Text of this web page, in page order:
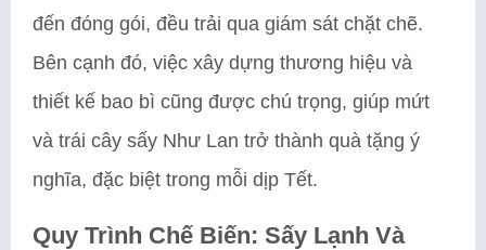
đến đóng gói, đều trải qua giám sát chặt chẽ.
Bên cạnh đó, việc xây dựng thương hiệu và
thiết kế bao bì cũng được chú trọng, giúp mứt
và trái cây sấy Như Lan trở thành quà tặng ý
nghĩa, đặc biệt trong mỗi dịp Tết.
Quy Trình Chế Biến: Sấy Lạnh Và